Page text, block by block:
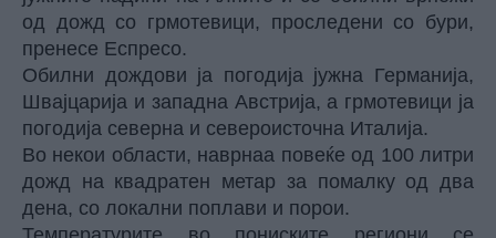
од дожд со грмотевици, проследени со бури,
пренесе Еспресо.
Обилни дождови ја погодија јужна Германија,
Швајцарија и западна Австрија, а грмотевици ја
погодија северна и североисточна Италија.
Во некои области, наврнаа повеќе од 100 литри
дожд на квадратен метар за помалку од два
дена, со локални поплави и порои.